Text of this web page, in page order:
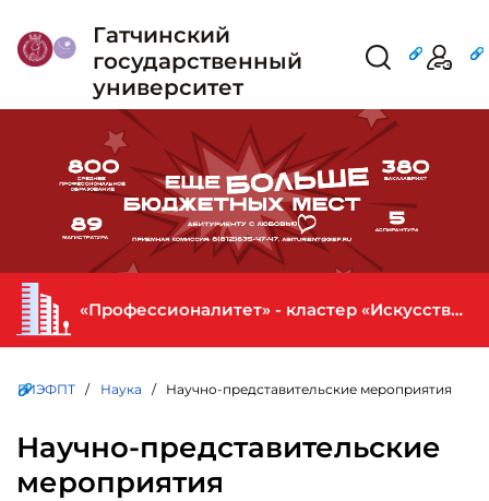
Гатчинский
государственный
университет
«Профессионалитет» - кластер «Искусство и креативная индустрия» в ГИЭФПТ
ГИЭФПТ / Наука / Научно-представительские мероприятия
Научно-представительские
мероприятия